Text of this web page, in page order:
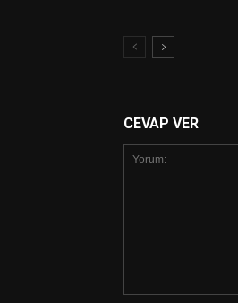
CEVAP VER